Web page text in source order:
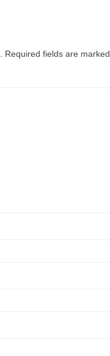
Required fields are marked